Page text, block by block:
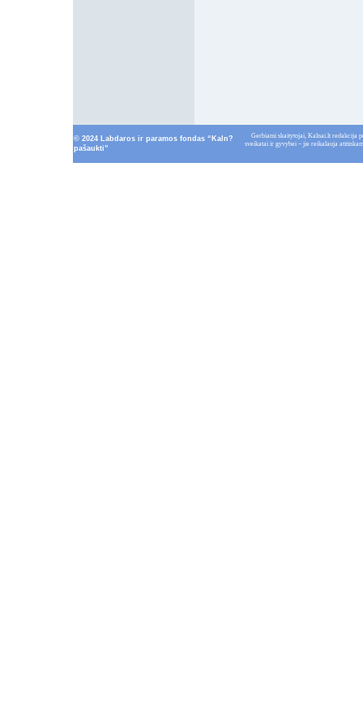
© 2024 Labdaros ir paramos fondas “Kaln?
pašaukti”
Gerbiami skaitytojai, Kalnai.lt redakcija
sveikatai ir gyvybei – jie reikalauja